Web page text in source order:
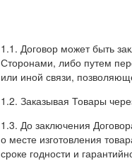
1.1. Договор может быть
Сторонами, либо путем
или иной связи,
1.2. Заказывая Товары
1.3. До заключения
о месте изготовления
сроке годности и